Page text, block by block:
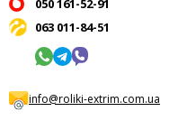
050 161-52-91
063 011-84-51
info@roliki-extrim.com.ua